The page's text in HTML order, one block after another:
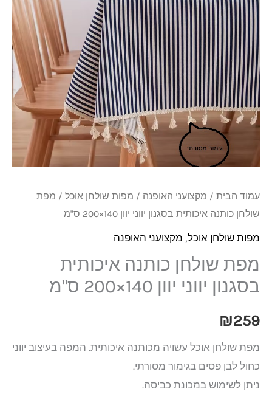
עמוד הבית / מקצועני האופנה / מפות שולחן אוכל / מפת
שולחן כותנה איכותית בסגנון יווני יוון 140×200 ס"מ
מפות שולחן אוכל, מקצועני האופנה
מפת שולחן כותנה איכותית
בסגנון יווני יוון 140×200 ס"מ
₪259
מפת שולחן אוכל עשויה מכותנה איכותית. המפה בעיצוב יווני
כחול לבן פסים בגימור מסורתי.
ניתן לשימוש במכונת כביסה.
איכותית
יווני
יוון
140x200
ס"מ